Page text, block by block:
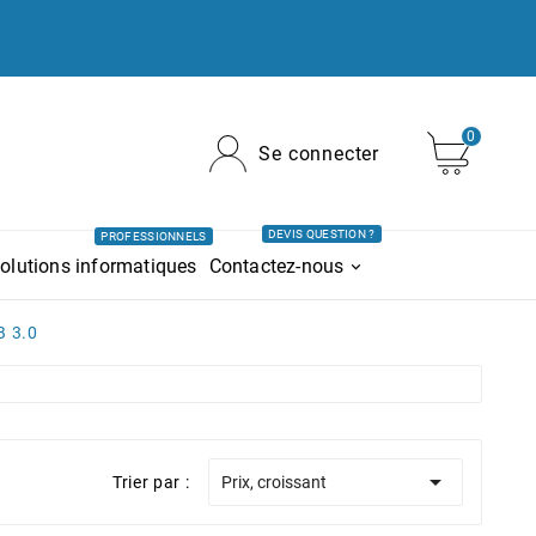
Se connecter
0
informatiques
PROFESSIONNELS
Contactez-nous
DEVIS QUESTION ?
3.0
Trier par : Prix, croissant 